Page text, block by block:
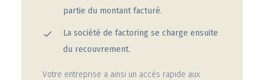
partie du montant facturé.
La société de factoring se charge ensuite
du recouvrement.
Votre entreprise a ainsi un accès rapide aux